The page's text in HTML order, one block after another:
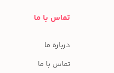
تماس با ما
درباره ما
تماس با ما